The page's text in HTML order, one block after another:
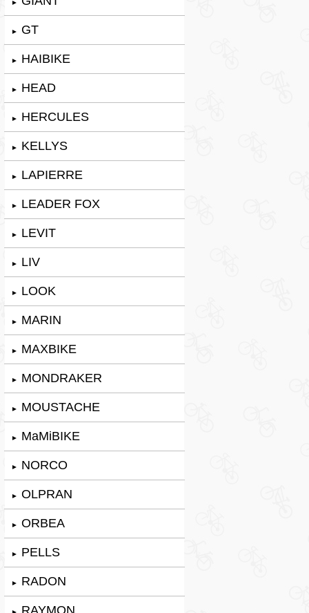
►
► GT
► HAIBIKE
► HEAD
► HERCULES
► KELLYS
► LAPIERRE
► LEADER FOX
► LEVIT
► LIV
► LOOK
► MARIN
► MAXBIKE
► MONDRAKER
► MOUSTACHE
► MaMiBIKE
► NORCO
► OLPRAN
► ORBEA
► PELLS
► RADON
RAYMON